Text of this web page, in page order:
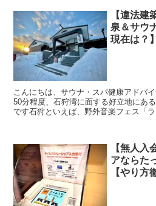
【違法建
泉＆サウ
現在は？】
こんにちは、サウナ・スパ健康アドバ
50分程度、石狩湾に面する好立地にあ
です石狩といえば、野外音楽フェス「
【無人入
アならた
【やり方